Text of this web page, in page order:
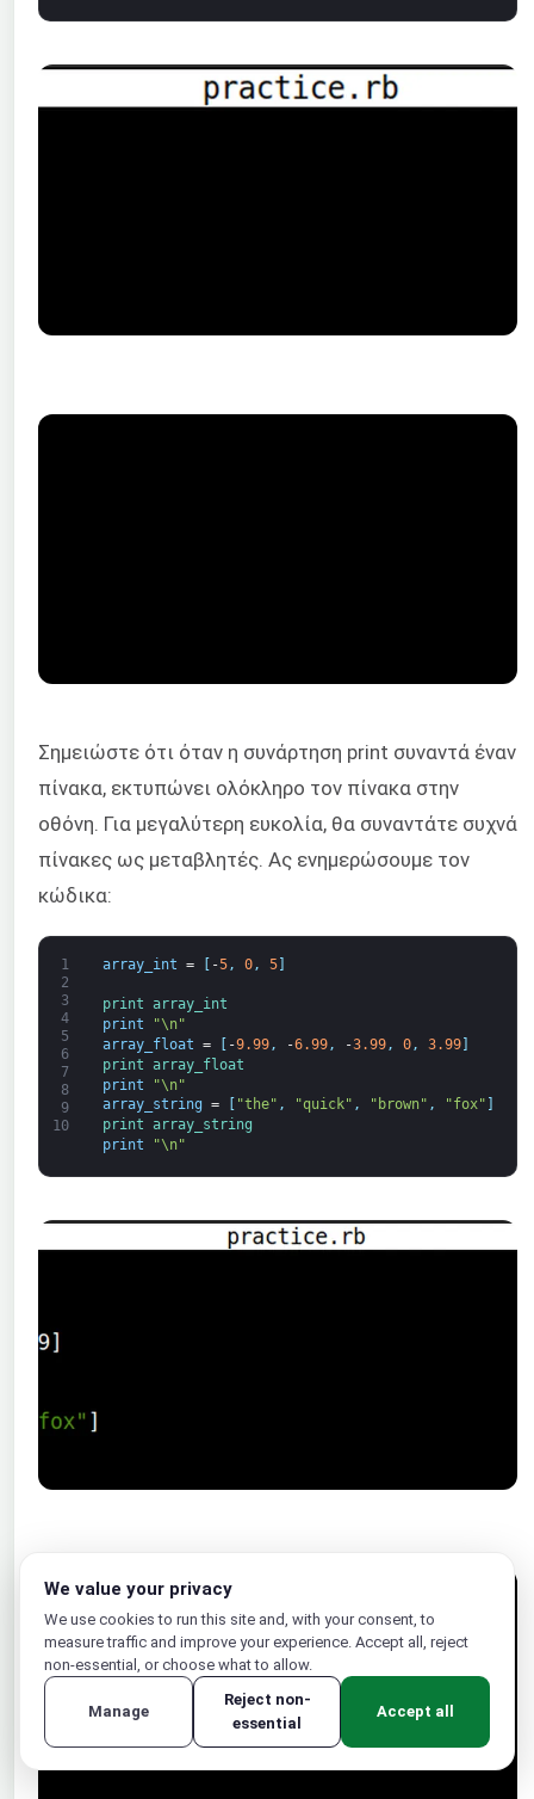
Σημειώστε ότι όταν η συνάρτηση print συναντά έναν
πίνακα, εκτυπώνει ολόκληρο τον πίνακα στην
οθόνη. Για μεγαλύτερη ευκολία, θα συναντάτε συχνά
πίνακες ως μεταβλητές. Ας ενημερώσουμε τον
κώδικα:
1
2
3
4
5
6
7
8
9
10
array_int = [ -5, 0, 5]
print array_int
print
"\n"
array_float = -9.99, -6.99, -3.99, 0, 3.99]
print array_float
print
"\n"
array_string = "the" , "quick" , "brown" , "fox"
print array_string
print
"\n"
We value your privacy
We use cookies to run this site and, with your consent, to
measure traffic and improve your experience. Accept all, reject
non-essential, or choose what to allow.
Manage
Reject non-
essential
Accept all